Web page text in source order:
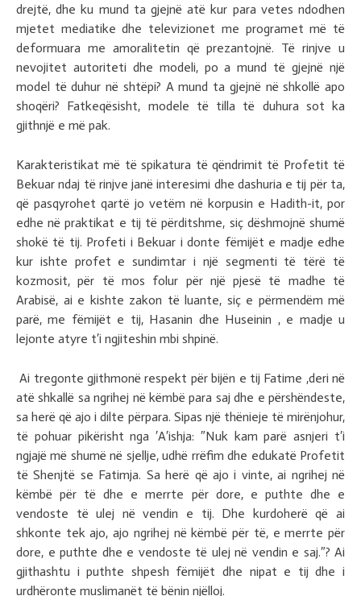
drejtë, dhe ku mund ta gjejnë atë kur para vetes ndodhen
mjetet mediatike dhe televizionet me programet më të
deformuara me amoralitetin që prezantojnë. Të rinjve u
nevojitet autoriteti dhe modeli, po a mund të gjejnë një
model të duhur në shtëpi? A mund ta gjejnë në shkollë apo
shoqëri? Fatkeqësisht, modele të tilla të duhura sot ka
gjithnjë e më pak.
Karakteristikat më të spikatura të qëndrimit të Profetit të
Bekuar ndaj të rinjve janë interesimi dhe dashuria e tij për ta,
që pasqyrohet qartë jo vetëm në korpusin e Hadith-it, por
edhe në praktikat e tij të përditshme, siç dëshmojnë shumë
shokë të tij. Profeti i Bekuar i donte fëmijët e madje edhe
kur ishte profet e sundimtar i një segmenti të tërë të
kozmosit, për të mos folur për një pjesë të madhe të
Arabisë, ai e kishte zakon të luante, siç e përmendëm më
parë, me fëmijët e tij, Hasanin dhe Huseinin , e madje u
lejonte atyre t′i ngjiteshin mbi shpinë.
Ai tregonte gjithmonë respekt për bijën e tij Fatime ,deri në
atë shkallë sa ngrihej në këmbë para saj dhe e përshëndeste,
sa herë që ajo i dilte përpara. Sipas një thënieje të mirënjohur,
të pohuar pikërisht nga ′A′ishja: ″Nuk kam parë asnjeri t′i
ngjajë më shumë në sjellje, udhë rrëfim dhe edukatë Profetit
të Shenjtë se Fatimja. Sa herë që ajo i vinte, ai ngrihej në
këmbë për të dhe e merrte për dore, e puthte dhe e
vendoste të ulej në vendin e tij. Dhe kurdoherë që ai
shkonte tek ajo, ajo ngrihej në këmbë për të, e merrte për
dore, e puthte dhe e vendoste të ulej në vendin e saj.″? Ai
gjithashtu i puthte shpesh fëmijët dhe nipat e tij dhe i
urdhëronte muslimanët të bënin njëlloj.